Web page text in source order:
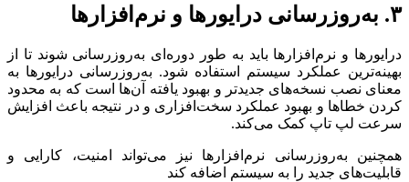
۳. به‌روزرسانی درایورها و نرم‌افزارها
درایورها و نرم‌افزارها باید به طور دوره‌ای به‌روزرسانی شوند تا از
بهینه‌ترین عملکرد سیستم استفاده شود. به‌روزرسانی درایورها به
معنای نصب نسخه‌های جدیدتر و بهبود یافته آن‌ها است که به محدود
کردن خطاها و بهبود عملکرد سخت‌افزاری و در نتیجه باعث افزایش
سرعت لپ تاپ کمک می‌کند.
همچنین به‌روزرسانی نرم‌افزارها نیز می‌تواند امنیت، کارایی و
قابلیت‌های جدید را به سیستم اضافه کند